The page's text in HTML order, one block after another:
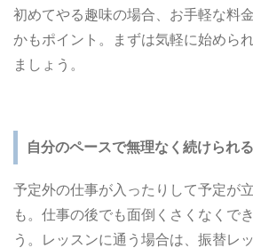
初めてやる趣味の場合、お手軽な料
かもポイント。まずは気軽に始めら
ましょう。
自分のペースで無理なく続けられ
予定外の仕事が入ったりして予定が
も。仕事の後でも面倒くさくなくで
う。レッスンに通う場合は、振替レ